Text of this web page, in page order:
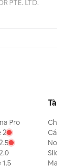
PTE. LTD.
Pro
2